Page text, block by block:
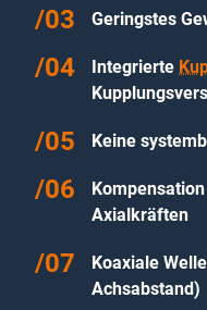
Geringstes
Integrierte
Keine
Axialkräften
Koaxiale
Achsabstand)